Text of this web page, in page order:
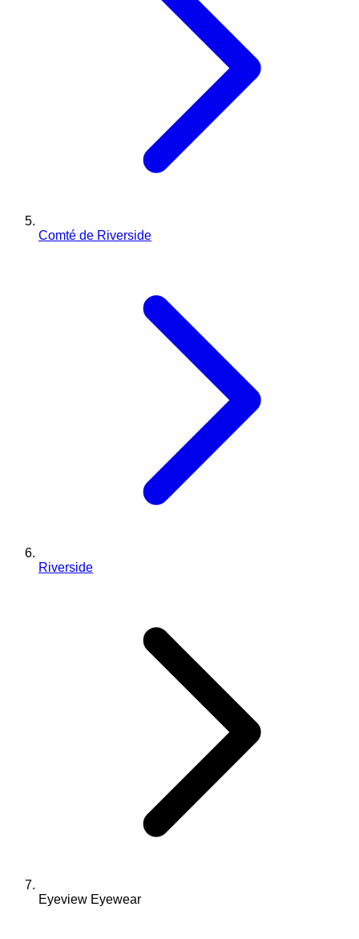
Comté de Riverside
Riverside
Eyeview Eyewear